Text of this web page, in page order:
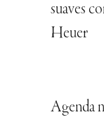
suaves
Heuer
Agenda